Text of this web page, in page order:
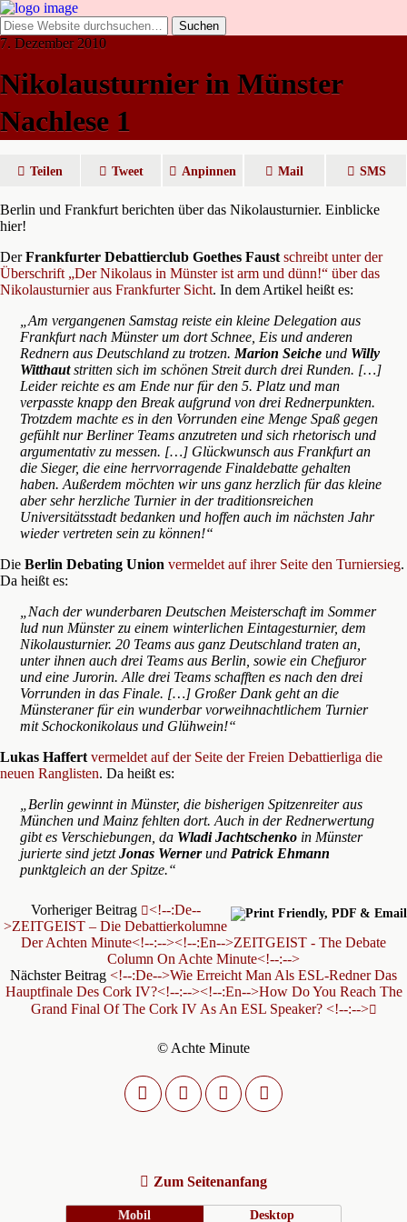
7. Dezember 2010
Nikolausturnier in Münster
Nachlese 1
Teilen Tweet Anpinnen Mail SMS
Berlin und Frankfurt berichten über das Nikolausturnier. Einblicke
hier!
DerFrankfurter Debattierclub Goethes Faust schreibt unter der
Überschrift „Der Nikolaus in Münster ist arm und dünn!“ über das
Nikolausturnier aus Frankfurter Sicht. In dem Artikel heißt es:
„Am vergangenen Samstag reiste ein kleine Delegation aus
Frankfurt nach Münster um dort Schnee, Eis und anderen
Rednern aus Deutschland zu trotzen. Marion Seiche und Willy
Witthautstritten sich im schönen Streit durch drei Runden. […]
Leider reichte es am Ende nur für den 5. Platz und man
verpasste knapp den Break aufgrund von drei Rednerpunkten.
Trotzdem machte es in den Vorrunden eine Menge Spaß gegen
gefühlt nur Berliner Teams anzutreten und sich rhetorisch und
argumentativ zu messen. […] Glückwunsch aus Frankfurt an
die Sieger, die eine herrvorragende Finaldebatte gehalten
haben. Außerdem möchten wir uns ganz herzlich für das kleine
aber sehr herzliche Turnier in der traditionsreichen
Universitätsstadt bedanken und hoffen auch im nächsten Jahr
wieder vertreten sein zu können!“
Die Berlin Debating Union vermeldet auf ihrer Seite den Turniersieg.
Da heißt es:
„Nach der wunderbaren Deutschen Meisterschaft im Sommer
lud nun Münster zu einem winterlichen Eintagesturnier, dem
Nikolausturnier. 20 Teams aus ganz Deutschland traten an,
unter ihnen auch drei Teams aus Berlin, sowie ein Chefjuror
und eine Jurorin. Alle drei Teams schafften es nach den drei
Vorrunden in das Finale. […] Großer Dank geht an die
Münsteraner für ein wunderbar vorweihnachtlichem Turnier
mit Schockonikolaus und Glühwein!“
Lukas Haffert vermeldet auf der Seite der Freien Debattierliga die
neuen Ranglisten. Da heißt es:
„Berlin gewinnt in Münster, die bisherigen Spitzenreiter aus
München und Mainz fehlten dort. Auch in der Rednerwertung
gibt es Verschiebungen, da Wladi Jachtschenko in Münster
jurierte sind jetztJonas Wernerund Patrick Ehmann
punktgleich an der Spitze.“
Vorheriger Beitrag
<!--:de--
>ZEITGEIST – Die Debattierkolumne
Der Achten Minute<!--:--><!--:en-->ZEITGEIST - The Debate
Column On Achte Minute<!--:-->
Nächster Beitrag <!--:de-->Wie Erreicht Man Als ESL-Redner Das
Hauptfinale Des Cork IV?<!--:--><!--:en-->How Do You Reach The
Grand Final Of The Cork IV As An ESL Speaker? <!--:-->
© Achte Minute
Zum Seitenanfang
Mobil Desktop